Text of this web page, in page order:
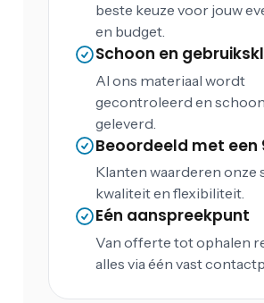
beste keuze voor jouw
en budget.
Schoon en
Al ons materiaal wordt
gecontroleerd en schoon
geleverd.
Beoordeeld met een
Klanten waarderen onze
kwaliteit en flexibiliteit.
Eén aanspreekpunt
Van offerte tot ophalen
alles via één vast